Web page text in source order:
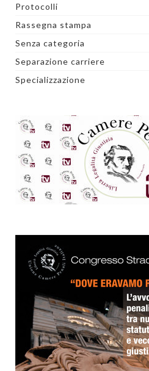
Protocolli
Rassegna stampa
Senza categoria
Separazione carriere
Specializzazione